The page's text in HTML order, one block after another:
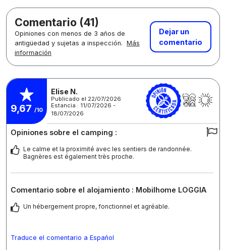
Comentario (41)
Opiniones con menos de 3 años de
antigüedad y sujetas a inspección. Más
información
Dejar un
comentario
9,67 /10
Elise N.
Publicado el 22/07/2026
Estancia : 11/07/2026 -
18/07/2026
Opiniones sobre el camping :
Le calme et la proximité avec les sentiers de randonnée.
Bagnères est également très proche.
Comentario sobre el alojamiento : Mobilhome LOGGIA
Un hébergement propre, fonctionnel et agréable.
Traduce el comentario a Español